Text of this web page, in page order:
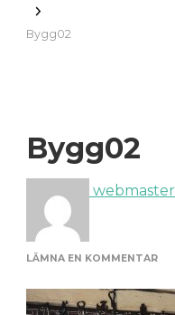
Bygg02
Bygg02
webmaster
LÄMNA EN KOMMENTARPÅ